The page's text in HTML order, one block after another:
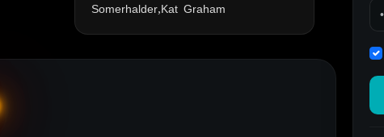
Somerhalder,Kat Graham